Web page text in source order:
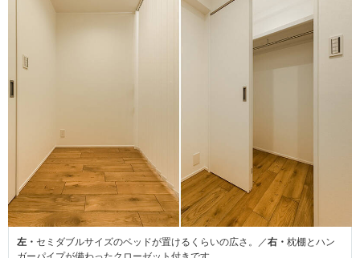
左・ セミダブルサイズのベッドが置けるくらいの広さ。／右・ 枕棚とハン